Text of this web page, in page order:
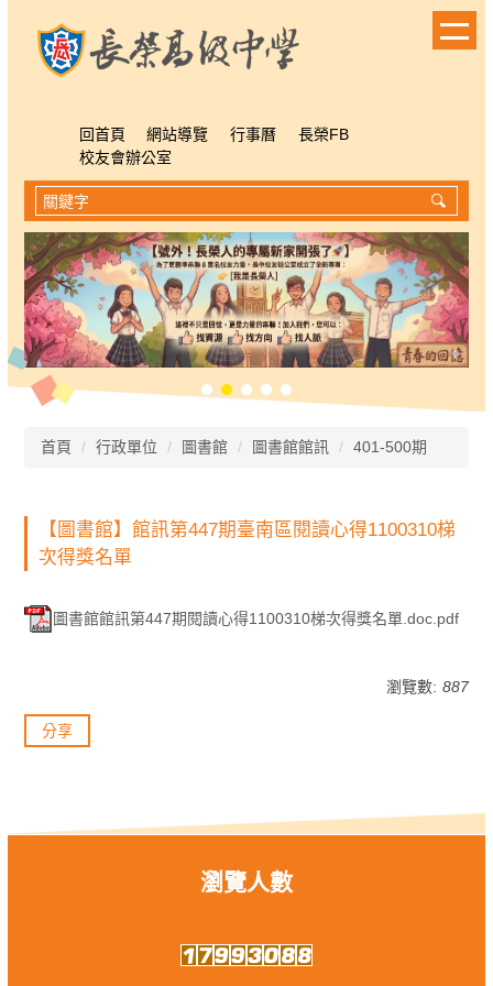
回首頁 網站導覽 行事曆
長榮FB
校友會辦公室
首頁 行政單位 圖書館 圖書館館訊 401-500期
【圖書館】館訊第447期臺南區閱讀心得1100310梯
次得獎名單
圖書館館訊第447期閱讀心得1100310梯次得獎名單.doc.pdf
瀏覽數: 887
分享
瀏覽人數